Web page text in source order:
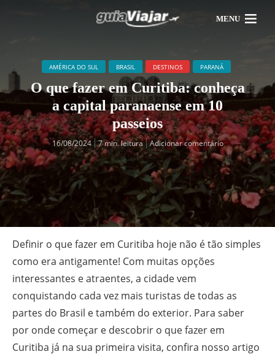
MENU
AMÉRICA DO SUL BRASIL DESTINOS PARANÁ
O que fazer em Curitiba: conheça
a capital paranaense em 10
passeios
16/08/2024 7 min. leitura Adicionar comentário
Definir o que fazer em Curitiba hoje não é tão simples
como era antigamente! Com muitas opções
interessantes e atraentes, a cidade vem
conquistando cada vez mais turistas de todas as
partes do Brasil e também do exterior. Para saber
por onde começar e descobrir o que fazer em
Curitiba já na sua primeira visita, confira nosso artigo